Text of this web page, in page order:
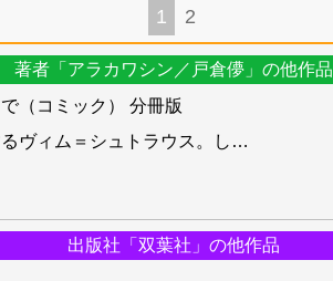
1 2
著者「アラカワシン／戸倉儚」の他作品
（コミック） 分冊版
ヴィム＝シュトラウス。し …
出版社「双葉社」の他作品